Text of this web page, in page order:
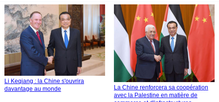
Li Keqiang : la Chine s'ouvrira
davantage au monde
La Chine renforcera sa coopération
avec la Palestine en matière de